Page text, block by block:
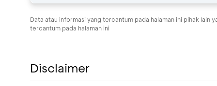
Obligasi ORI024-
Obligasi ORI025-
T3
Data atau informasi yang tercantum pada halaman ini pihak
tercantum pada halaman ini
Disclaimer